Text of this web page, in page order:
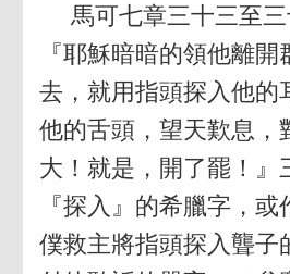
馬可七章三十三至三
『耶穌暗暗的領他離
去，就用指頭探入他的
他的舌頭，望天歎息，
大！就是，開了罷！』
『探入』的希臘字，
僕救主將指頭探入聾子